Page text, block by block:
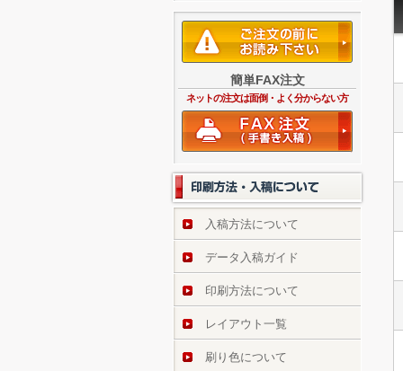
簡単FAX注文
ネットの注文は面倒・よく分からない方
入稿方法について
データ入稿ガイド
印刷方法について
レイアウト一覧
刷り色について